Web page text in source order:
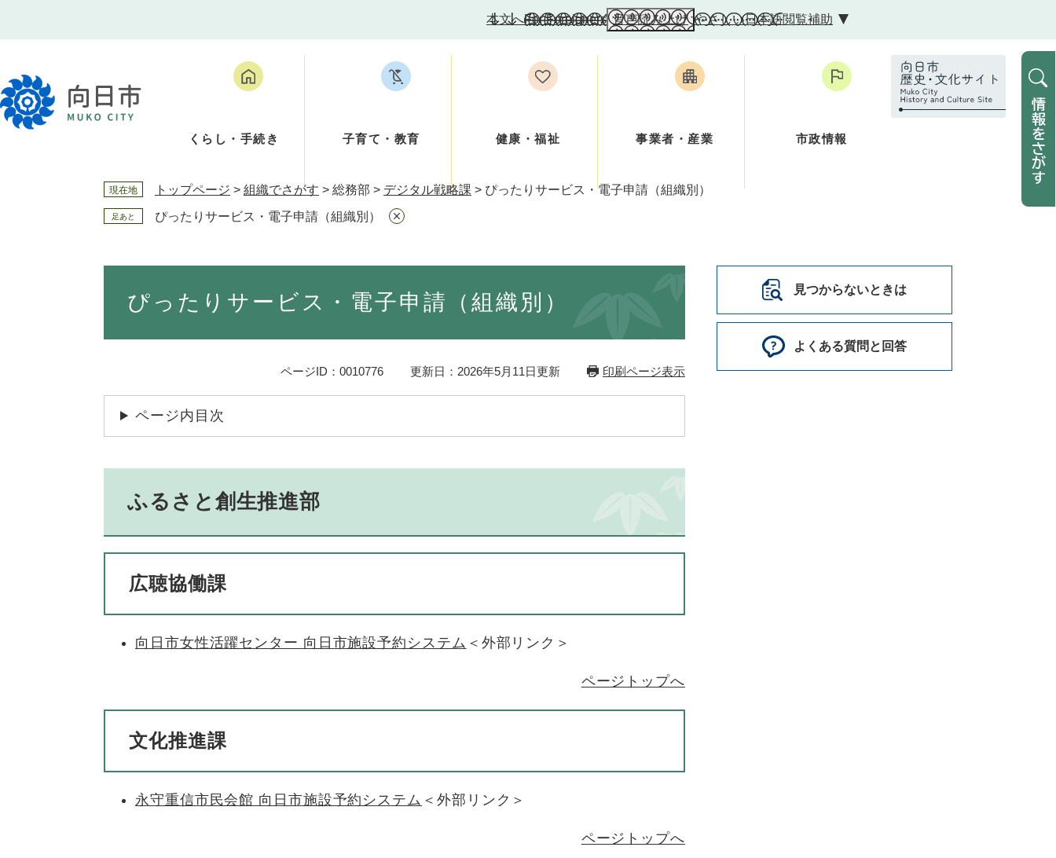
先
頭
で
を
飛
ば
本文へFor Foreigners 音声読み上げ やさしい日本語閲覧補助
くらし・手続き 子育て・教育 健康・福祉 事業者・産業 市政情報
現在地 トップページ > 組織でさがす > 総務部 > デジタル戦略課 > ぴったりサービス・電子申請（組織別）
足あと ぴったりサービス・電子申請（組織別）
ぴったりサービス・電子申請（組織別）
ページID：0010776 更新日：2026年5月11日更新 印刷ページ表示
ページ内目次
ふるさと創生推進部
広聴協働課
向日市女性活躍センター 向日市施設予約システム ＜外部リンク＞
ページトップへ
文化推進課
永守重信市民会館 向日市施設予約システム ＜外部リンク＞
ページトップへ
見つからないときは
よくある質問と回答